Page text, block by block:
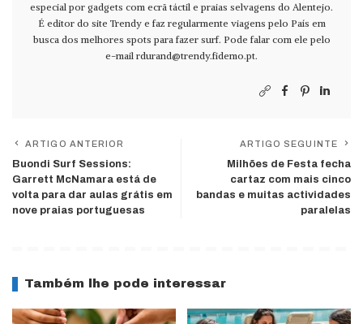
especial por gadgets com ecrã táctil e praias selvagens do Alentejo.
É editor do site Trendy e faz regularmente viagens pelo País em
busca dos melhores spots para fazer surf. Pode falar com ele pelo
e-mail rdurand@trendy.fidemo.pt.
ARTIGO ANTERIOR
Buondi Surf Sessions:
Garrett McNamara está de
volta para dar aulas grátis em
nove praias portuguesas
ARTIGO SEGUINTE
Milhões de Festa fecha
cartaz com mais cinco
bandas e muitas actividades
paralelas
Também lhe pode interessar